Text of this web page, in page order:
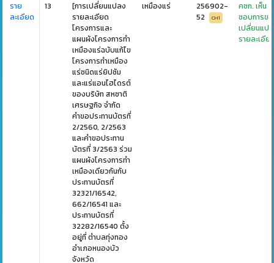
ราย
ละเอียด
13
[การเปลี่ยนแปลง
รายละเอียด
โครงการและ
แผนผังโครงการทำ
เหมืองแร่ฉบับแก้ไข
โครงการทำเหมือง
แร่ชนิดแร่ยิปซัม
และแร่แอนไฮไดรต์
ของบริษัท สหชาติ
เศรษฐกิจ จำกัด
คำขอประทานบัตรที่
2/2560, 2/2563
และคำขอประทาน
บัตรที่ 3/2563 ร่วม
แผนผังโครงการทำ
เหมืองเดียวกันกับ
ประทานบัตรที่
32321/16542,
662/16541 และ
ประทานบัตรที่
32282/16540 ตั้ง
อยู่ที่ ตำบลทุ่งทอง
อำเภอหนองบัว
จังหวัด
เหมืองแร่
256902-
52
CH1
คชก. เห็น
ชอบการขอ
เปลี่ยนแป
รายละเอีย